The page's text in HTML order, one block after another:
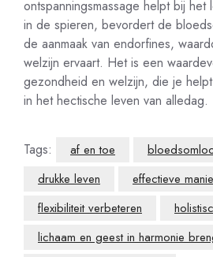
ontspanningsmassage helpt bij het
in de spieren, bevordert de
de aanmaak van endorfines,
welzijn ervaart. Het is een
gezondheid en welzijn, die je
in het hectische leven van alledag.
Tags: af en toe
drukke leven
effectieve
flexibiliteit verbeteren
lichaam en geest in harmonie